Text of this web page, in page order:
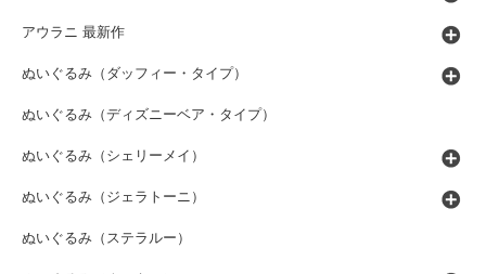
アウラニ 最新作
ぬいぐるみ（ダッフィー・タイプ）
ぬいぐるみ（ディズニーベア・タイプ）
ぬいぐるみ（シェリーメイ）
ぬいぐるみ（ジェラトーニ）
ぬいぐるみ（ステラルー）